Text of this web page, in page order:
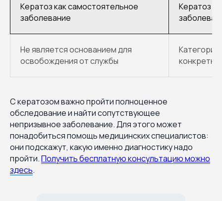
Кератоз как самостоятельное
заболевание
Кератоз с
Не является основанием для
освобождения от службы
Категория
С кератозом важно пройти полноценное
обследование и найти сопутствующее
непризывное заболевание. Для этого может
понадобиться помощь медицинских специалистов:
они подскажут, какую именно диагностику надо
пройти.Получить бесплатную консультацию можно
здесь.